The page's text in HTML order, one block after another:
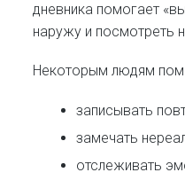
дневника помогает
наружу и посмотреть
Некоторым людям
записывать
замечать
отслеживать